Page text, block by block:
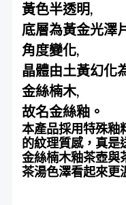
黃色半透明,
底層為黃金光澤
角度變化,
晶體由土黃幻化
金絲楠木,
故名金絲釉。
本產品採用特殊釉
的紋理質感，真是
金絲楠木釉茶壺與
茶湯色澤看起來更